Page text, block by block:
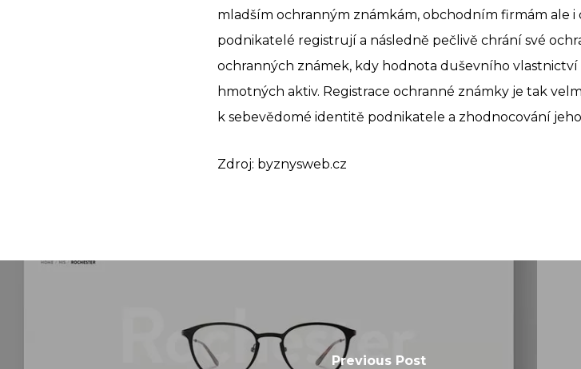
mladším ochranným známkám, obchodním firmám ale
podnikatelé registrují a následně pečlivě chrání své
ochranných známek, kdy hodnota duševního
hmotných aktiv. Registrace ochranné známky je tak
k sebevědomé identitě podnikatele a zhodnocování
Zdroj: byznysweb.cz
Previous Post